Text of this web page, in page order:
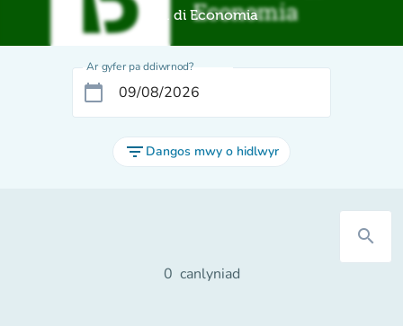
Bib. di Economia
Ar gyfer pa ddiwrnod?
calendar_today
filter_list Dangos mwy o hidlwyr
search
0 canlyniad